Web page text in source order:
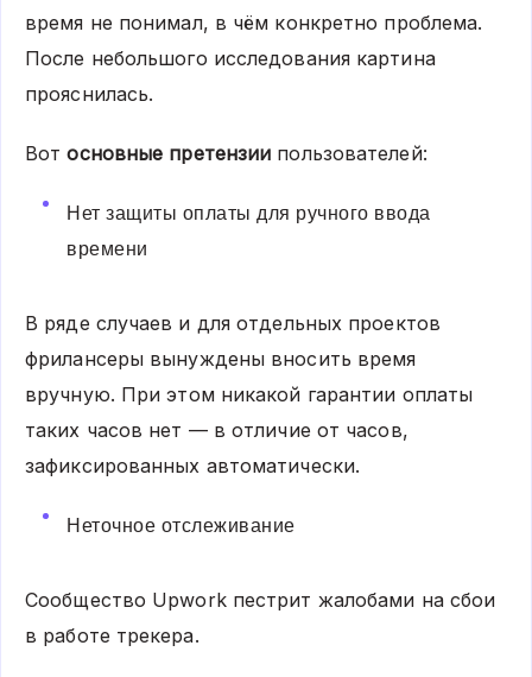
время не понимал, в чём конкретно проблема.
После небольшого исследования картина
прояснилась.
Вотосновные претензии пользователей:
Нет защиты оплаты для ручного ввода
времени
В ряде случаев и для отдельных проектов
фрилансеры вынуждены вносить время
вручную. При этом никакой гарантии оплаты
таких часов нет — в отличие от часов,
зафиксированных автоматически.
Неточное отслеживание
Сообщество Upwork пестрит жалобами на сбои
в работе трекера.